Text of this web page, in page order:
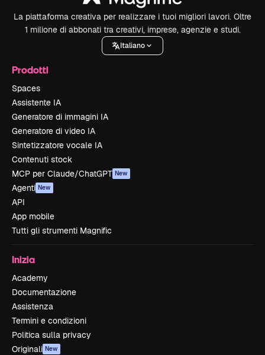
La piattaforma creativa per realizzare i tuoi migliori lavori. Oltre
1 milione di abbonati tra creativi, imprese, agenzie e studi.
Italiano
Prodotti
Spaces
Assistente IA
Generatore di immagini IA
Generatore di video IA
Sintetizzatore vocale IA
Contenuti stock
MCP per Claude/ChatGPT New
Agenti New
API
App mobile
Tutti gli strumenti Magnific
Inizia
Academy
Documentazione
Assistenza
Termini e condizioni
Politica sulla privacy
Originali New